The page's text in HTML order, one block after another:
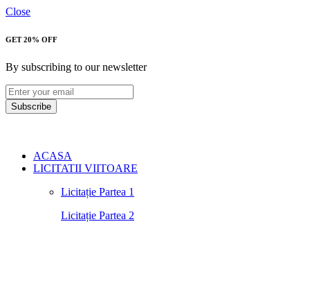
Close
GET 20% OFF
By subscribing to our newsletter
Subscribe
ACASA
LICITATII VIITOARE
Licitație Partea 1
Licitație Partea 2